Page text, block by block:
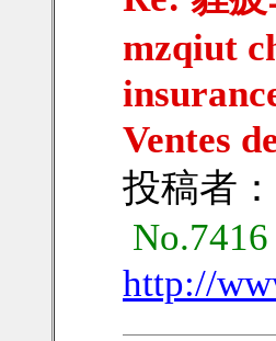
mzqiut
Ventes
投稿者：
No.7416
http://